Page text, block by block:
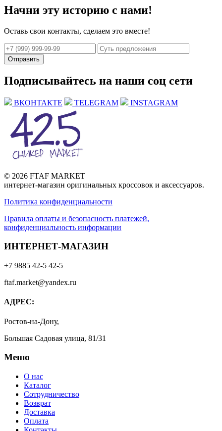
Начни эту историю с нами!
Оставь свои контакты, сделаем это вместе!
Отправить
Подписывайтесь на наши соц сети
ВКОНТАКТЕ TELEGRAM INSTAGRAM
© 2026 FTAF MARKET
интернет-магазин оригинальных кроссовок и аксессуаров.
Политика конфиденциальности
Правила оплаты и безопасность платежей,
конфиденциальность информации
ИНТЕРНЕТ-МАГАЗИН
+7 9885 42-5 42-5
ftaf.market@yandex.ru
АДРЕС:
Ростов-на-Дону,
Большая Садовая улица, 81/31
Меню
О нас
Каталог
Сотрудничество
Возврат
Доставка
Оплата